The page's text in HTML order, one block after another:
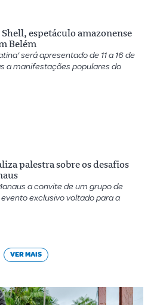
espetáculo amazonense
Belém
será apresentado de 11 a 16 de
a manifestações populares do
palestra sobre os desafios
a convite de um grupo de
exclusivo voltado para a
VER MAIS